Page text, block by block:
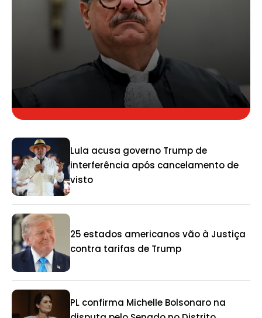
Lula acusa governo Trump de
interferência após cancelamento de
visto
25 estados americanos vão à Justiça
contra tarifas de Trump
PL confirma Michelle Bolsonaro na